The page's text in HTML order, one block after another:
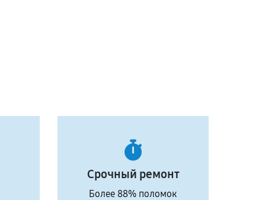
Срочный ремонт
Более 88% поломок